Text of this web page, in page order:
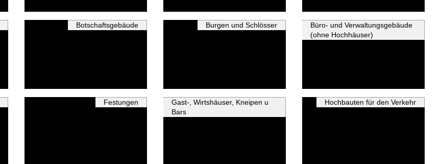
Botschaftsgebäude Burgen und Schlösser
Büro- und Verwaltungsgebäude
(ohne Hochhäuser)
Festungen
Gast-, Wirtshäuser, Kneipen u
Bars
Hochbauten für den Verkehr